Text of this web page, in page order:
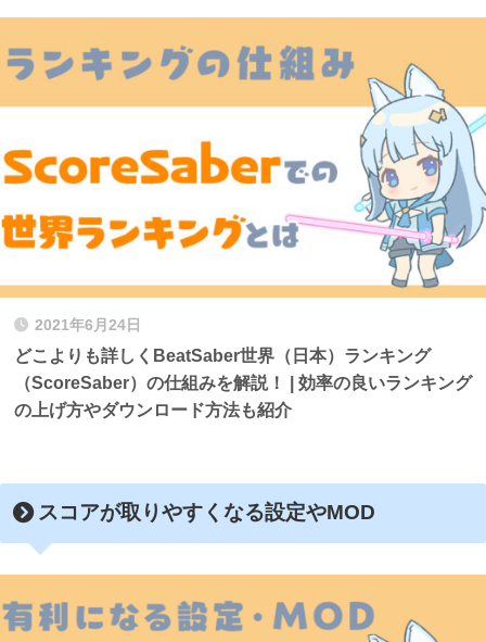
2021年6月24日
どこよりも詳しくBeatSaber世界（日本）ランキング
（ScoreSaber）の仕組みを解説！ | 効率の良いランキング
の上げ方やダウンロード方法も紹介
スコアが取りやすくなる設定やMOD